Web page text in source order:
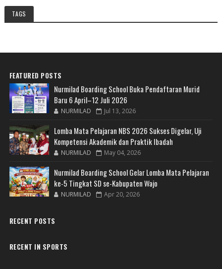
TAGS
FEATURED POSTS
Nurmilad Boarding School Buka Pendaftaran Murid
Baru 6 April–12 Juli 2026
NURMILAD Jul 13, 2026
Lomba Mata Pelajaran NBS 2026 Sukses Digelar, Uji
Kompetensi Akademik dan Praktik Ibadah
NURMILAD May 04, 2026
Nurmilad Boarding School Gelar Lomba Mata Pelajaran
ke-5 Tingkat SD se-Kabupaten Wajo
NURMILAD Apr 20, 2026
RECENT POSTS
RECENT IN SPORTS